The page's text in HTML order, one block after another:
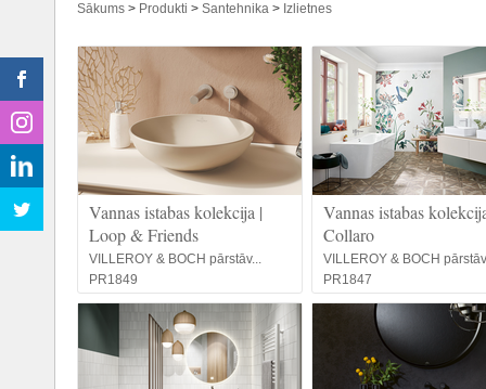
Sākums > Produkti > Santehnika > Izlietnes
Vannas istabas kolekcija |
Loop & Friends
VILLEROY & BOCH pārstāv...
PR1849
Vannas istabas
Collaro
VILLEROY & BOCH
PR1847